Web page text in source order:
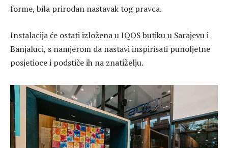
forme, bila prirodan nastavak tog pravca.
Instalacija će ostati izložena u IQOS butiku u Sarajevu i
Banjaluci, s namjerom da nastavi inspirisati punoljetne
posjetioce i podstiče ih na znatiželju.